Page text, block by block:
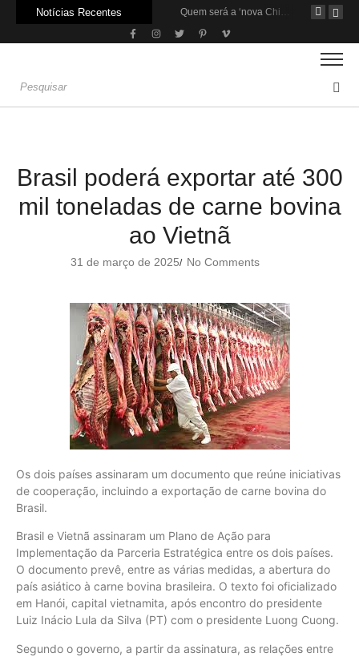
Notícias Recentes Quem será a ‘nova China’ do agro quando o apetite de Pequim acabar?
Brasil poderá exportar até 300
mil toneladas de carne bovina
ao Vietnã
31 de março de 2025/ No Comments
Os dois países assinaram um documento que reúne iniciativas
de cooperação, incluindo a exportação de carne bovina do
Brasil.
Brasil e Vietnã assinaram um Plano de Ação para
Implementação da Parceria Estratégica entre os dois países.
O documento prevê, entre as várias medidas, a abertura do
país asiático à carne bovina brasileira. O texto foi oficializado
em Hanói, capital vietnamita, após encontro do presidente
Luiz Inácio Lula da Silva (PT) com o presidente Luong Cuong.
Segundo o governo, a partir da assinatura, as relações entre